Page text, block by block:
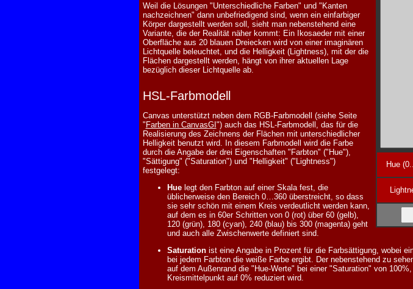
Hue
Weil die Lösungen "Unterschiedliche Farben" und "Kanten
nachzeichnen" dann unbefriedigend sind, wenn ein einfarbiger
Körper dargestellt werden soll, sieht man nebenstehend eine
Variante, die der Realität näher kommt: Ein Ikosaeder mit einer
Oberfläche aus 20 blauen Dreiecken wird von einer imaginären
Lichtquelle beleuchtet, und die Helligkeit (Lightness), mit der die
Flächen dargestellt werden, hängt von ihrer aktuellen Lage
bezüglich dieser Lichtquelle ab.
HSL-Farbmodell
Canvas unterstützt neben dem RGB-Farbmodell (siehe Seite
"Farben in CanvasGI") auch das HSL-Farbmodell, das für die
Realisierung des Zeichnens der Flächen mit unterschiedlicher
Helligkeit benutzt wird. In diesem Farbmodell wird die Farbe
durch die Angabe der drei Eigenschaften "Farbton" ("Hue"),
"Sättigung" ("Saturation") und "Helligkeit" ("Lightness")
festgelegt:
Huelegt den Farbton auf einer Skala fest, die
üblicherweise den Bereich 0…360 überstreicht, so dass
sie sehr schön mit einem Kreis verdeutlicht werden kann,
auf dem es in 60er Schritten von 0 (rot) über 60 (gelb),
120 (grün), 180 (cyan), 240 (blau) bis 300 (magenta) geht
und auch alle Zwischenwerte definiert sind.
Saturationist eine Angabe in Prozent für die Farbsättigung, wobei
bei jedem Farbton die weiße Farbe ergibt. Der nebenstehend zu
auf dem Außenrand die "Hue-Werte" bei einer "Saturation" von
Kreismittelpunkt auf 0% reduziert wird.